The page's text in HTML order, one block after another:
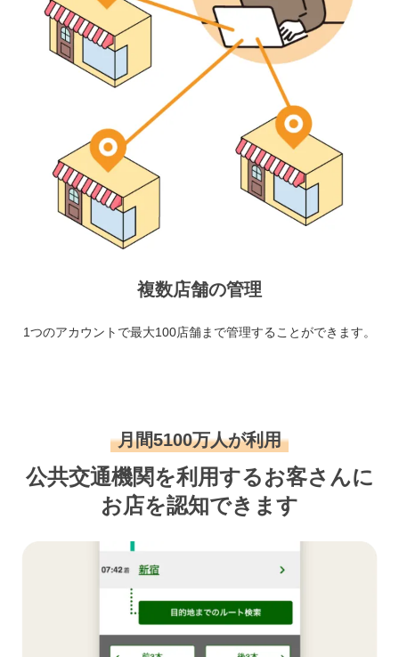
複数店舗の管理
1つのアカウントで最大100店舗まで管理することができます。
月間5100万人が利用
公共交通機関を利用するお客さんに
お店を認知できます